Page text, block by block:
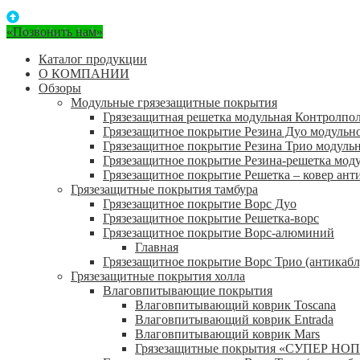
«Позвонить нам»
Каталог продукции
О КОМПАНИИ
Обзоры
Модульные грязезащитные покрытия
Грязезащитная решетка модульная
Грязезащитное покрытие Резина Дуо
Грязезащитное покрытие Резина Трио
Грязезащитное покрытие Резина-решетка
Грязезащитное покрытие Решетка – ковер
Грязезащитные покрытия тамбура
Грязезащитное покрытие Ворс Дуо
Грязезащитное покрытие Решетка-ворс
Грязезащитное покрытие Ворс-алюминий
Главная
Грязезащитное покрытие Ворс Трио
Грязезащитные покрытия холла
Влаговпитывающие покрытия
Влаговпитывающий коврик Toscana
Влаговпитывающий коврик Entrada
Влаговпитывающий коврик Mars
Грязезащитные покрытия «СУПЕР